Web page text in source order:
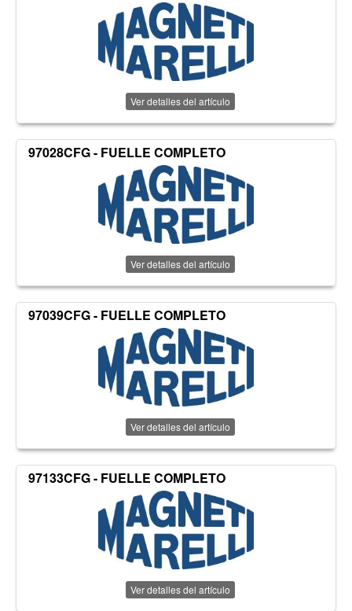
Ver detalles del artículo
97028CFG - FUELLE COMPLETO
Ver detalles del artículo
97039CFG - FUELLE COMPLETO
Ver detalles del artículo
97133CFG - FUELLE COMPLETO
Ver detalles del artículo